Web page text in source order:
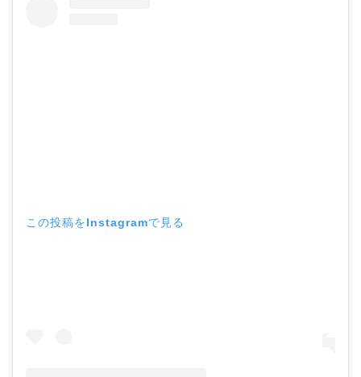
この投稿をInstagramで見る